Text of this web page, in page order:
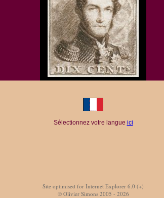
Sélectionnez votre langue ici
Site optimised for Internet Explorer 6.0 (+)
© Olivier Simons 2005 - 2026